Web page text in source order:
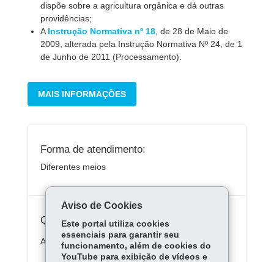
dispõe sobre a agricultura orgânica e dá outras
providências;
A Instrução Normativa nº 18 , de 28 de Maio de
2009, alterada pela Instrução Normativa Nº 24, de 1
de Junho de 2011 (Processamento).
MAIS INFORMAÇÕES
Forma de atendimento:
Diferentes meios
Quanto custa:
A certificação pelo Tecpar é gratuita.
Aviso de Cookies
Este portal utiliza cookies
essenciais para garantir seu
funcionamento, além de cookies do
YouTube para exibição de vídeos e